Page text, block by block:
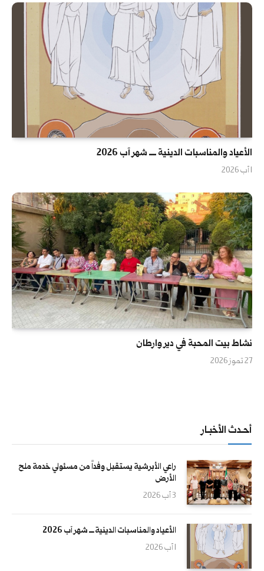
الأعياد والمناسبات الدينية ــــ شهر آب 2026
1 آب 2026
نشاط بيت المحبة في دير وارطان
27 تموز 2026
أحــدث الأخبــار
راعي الأبرشية يستقبل وفداً من مسئولي خدمة ملح
الأرض
3 آب 2026
الأعياد والمناسبات الدينية ــــ شهر آب 2026
1 آب 2026